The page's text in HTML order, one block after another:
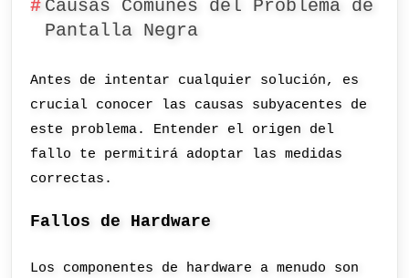
Causas Comunes del Problema de
Pantalla Negra
Antes de intentar cualquier solución, es
crucial conocer las causas subyacentes de
este problema. Entender el origen del
fallo te permitirá adoptar las medidas
correctas.
Fallos de Hardware
Los componentes de hardware a menudo son